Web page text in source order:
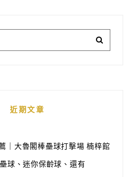
近期文章
｜大魯閣棒壘球打擊場 楠梓館
球、迷你保齡球、還有